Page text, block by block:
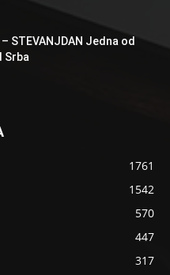
– STEVANJDAN Jedna od
Srba
1761
1542
570
447
317